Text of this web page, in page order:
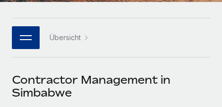
MCP
Integrationen
Tools
PARTNER WERDEN
Flexible Einbettung von Global-HR-Funktionen in deine
Partner werden
Bibliothek für Stellenbeschreibungen
Webinare
Events
Newsroom
한국어 Übersicht
Contractor Management in
Simbabwe